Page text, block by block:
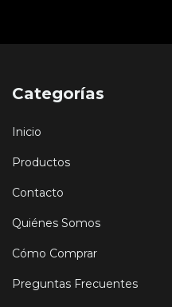
Categorías
Inicio
Productos
Contacto
Quiénes Somos
Cómo Comprar
Preguntas Frecuentes